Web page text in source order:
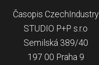
Časopis CzechIndustry
STUDIO P+P s.r.o
Semilská 389/40
197 00 Praha 9